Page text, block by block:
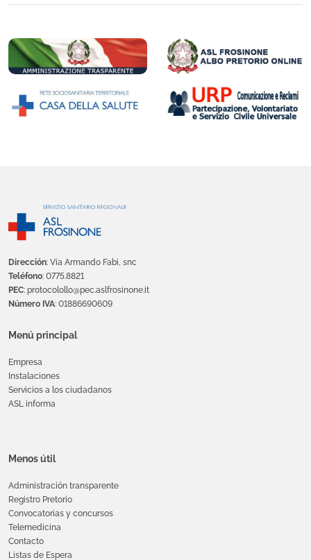
Dirección: Via Armando Fabi, snc
Teléfono: 0775.8821
PEC: protocolollo@pec.aslfrosinone.it
Número IVA: 01886690609
Menú principal
Empresa
Instalaciones
Servicios a los ciudadanos
ASL informa
Menos útil
Administración transparente
Registro Pretorio
Convocatorias y concursos
Telemedicina
Contacto
Listas de Espera